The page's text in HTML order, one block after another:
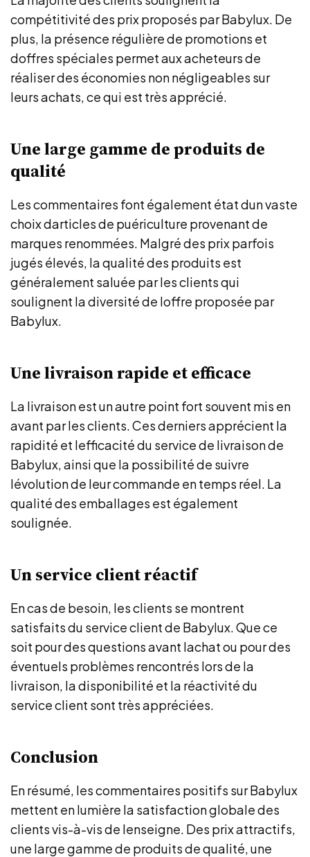
compétitivité des prix proposés par Babylux. De
plus, la présence régulière de promotions et
doffres spéciales permet aux acheteurs de
réaliser des économies non négligeables sur
leurs achats, ce qui est très apprécié.
Une large gamme de produits de
qualité
Les commentaires font également état dun vaste
choix darticles de puériculture provenant de
marques renommées. Malgré des prix parfois
jugés élevés, la qualité des produits est
généralement saluée par les clients qui
soulignent la diversité de loffre proposée par
Babylux.
Une livraison rapide et efficace
La livraison est un autre point fort souvent mis en
avant par les clients. Ces derniers apprécient la
rapidité et lefficacité du service de livraison de
Babylux, ainsi que la possibilité de suivre
lévolution de leur commande en temps réel. La
qualité des emballages est également
soulignée.
Un service client réactif
En cas de besoin, les clients se montrent
satisfaits du service client de Babylux. Que ce
soit pour des questions avant lachat ou pour des
éventuels problèmes rencontrés lors de la
livraison, la disponibilité et la réactivité du
service client sont très appréciées.
Conclusion
En résumé, les commentaires positifs sur Babylux
mettent en lumière la satisfaction globale des
clients vis-à-vis de lenseigne. Des prix attractifs,
une large gamme de produits de qualité, une